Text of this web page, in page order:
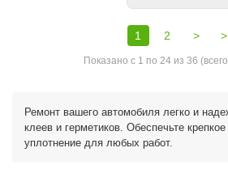
1 2 >
Показано с 1 по 24 из 36
Ремонт вашего автомобиля легко и
клеев и герметиков. Обеспечьте
уплотнение для любых работ.